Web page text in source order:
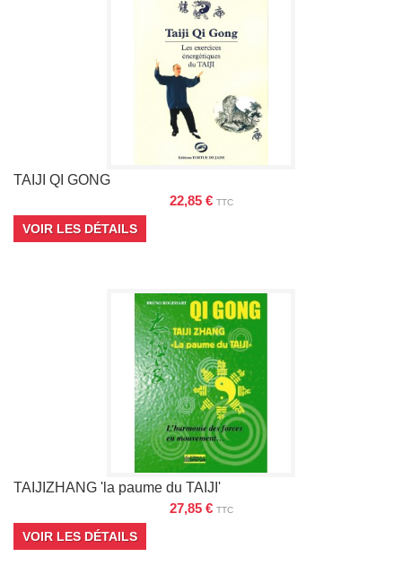
TAIJI QI GONG
22,85 € TTC
VOIR LES DÉTAILS
TAIJIZHANG 'la paume du TAIJI'
27,85 € TTC
VOIR LES DÉTAILS